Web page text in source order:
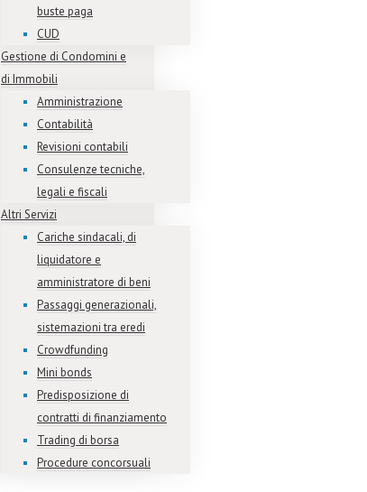
buste paga
CUD
Gestione di Condomini e
di Immobili
Amministrazione
Contabilità
Revisioni contabili
Consulenze tecniche,
legali e fiscali
Altri Servizi
Cariche sindacali, di
liquidatore e
amministratore di beni
Passaggi generazionali,
sistemazioni tra eredi
Crowdfunding
Mini bonds
Predisposizione di
contratti di finanziamento
Trading di borsa
Procedure concorsuali